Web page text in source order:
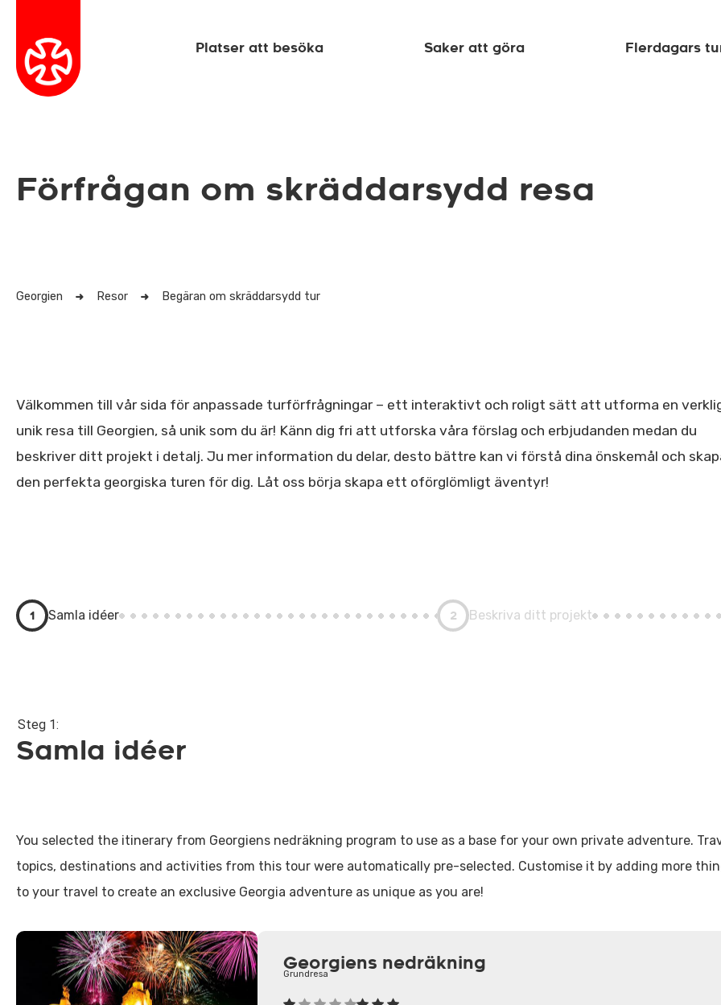
Platser att besöka Saker att göra Flerdagars
Förfrågan om skräddarsydd resa
Georgien Resor Begäran om skräddarsydd tur
Välkommen till vår sida för anpassade turförfrågningar – ett interaktivt och roligt sätt att utforma en
unik resa till Georgien, så unik som du är! Känn dig fri att utforska våra förslag och erbjudanden medan du
beskriver ditt projekt i detalj. Ju mer information du delar, desto bättre kan vi förstå dina önskemål och
den perfekta georgiska turen för dig. Låt oss börja skapa ett oförglömligt äventyr!
1 Samla idéer 2 Beskriva ditt projekt
Steg 1:
Samla idéer
You selected the itinerary from Georgiens nedräkning program to use as a base for your own private adventure.
topics, destinations and activities from this tour were automatically pre-selected. Customise it by adding more
to your travel to create an exclusive Georgia adventure as unique as you are!
Georgiens nedräkning
Grundresa